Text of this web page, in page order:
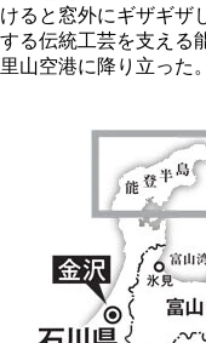
けると窓外にギザギザ
する伝統工芸を支える
里山空港に降り立った。